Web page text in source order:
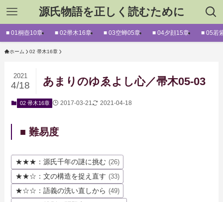
源氏物語を正しく読むために
■ 01桐壺10章 ■ 02帚木16章 ■ 03空蝉05章 ■ 04夕顔15章 ■ 05若
ホーム 02 帚木16章
あまりのゆゑよし心／帚木05-03
2021
4/18
02 帚木16章 2017-03-21 2021-04-18
■ 難易度
★★★：源氏千年の謎に挑む (26)
★★☆：文の構造を捉え直す (33)
★☆☆：語義の洗い直しから (49)